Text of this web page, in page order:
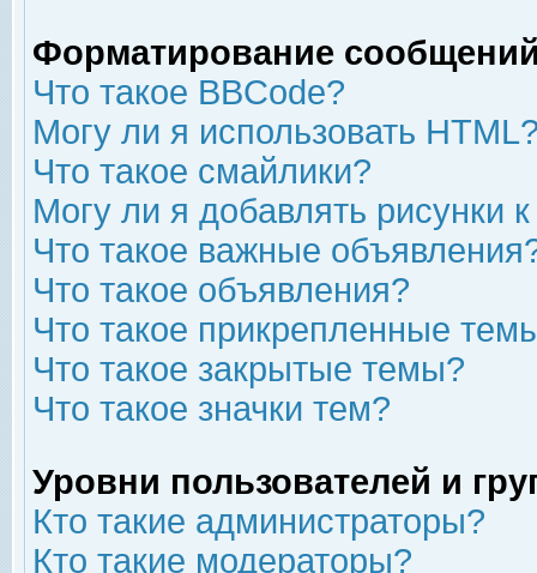
Форматирование
Что такое BBCode?
Могу ли я использовать
Что такое смайлики?
Могу ли я добавлять рисунки
Что такое важные
Что такое объявления?
Что такое прикрепленные
Что такое закрытые темы?
Что такое значки тем?
Уровни пользователей и
Кто такие администраторы?
Кто такие модераторы?